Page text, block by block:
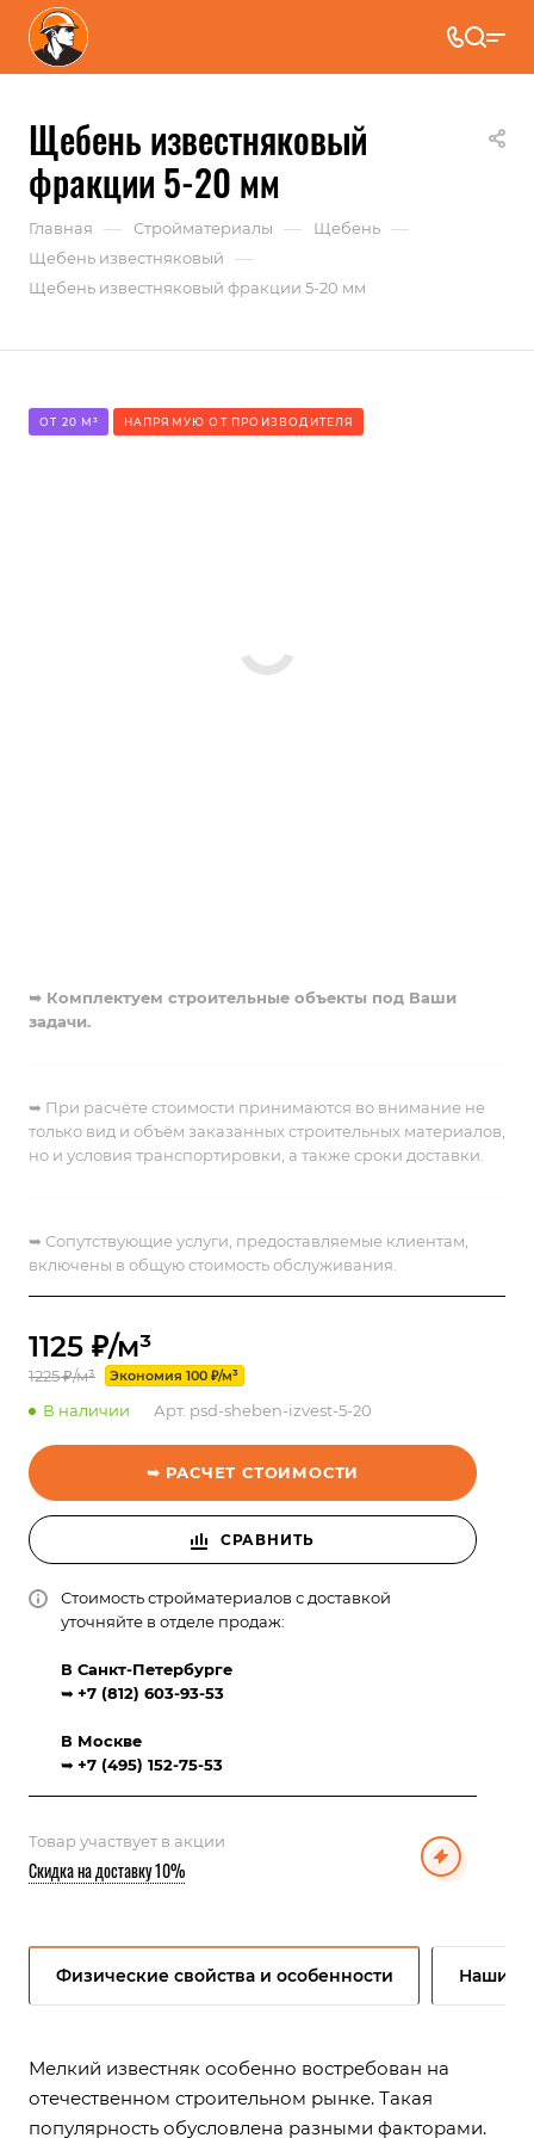
Щебень известняковый
фракции 5-20 мм
Главная — Стройматериалы — Щебень —
Щебень известняковый —
Щебень известняковый фракции 5-20 мм
ОТ 20 М³ НАПРЯМУЮ ОТ ПРОИЗВОДИТЕЛЯ
➥ Комплектуем строительные объекты под Ваши
задачи.
➥ При расчёте стоимости принимаются во внимание не
только вид и объём заказанных строительных материалов,
но и условия транспортировки, а также сроки доставки.
➥ Сопутствующие услуги, предоставляемые клиентам,
включены в общую стоимость обслуживания.
1125 ₽/м³
1225 ₽/м³ Экономия 100 ₽/м³
В наличии Арт. psd-sheben-izvest-5-20
➥ РАСЧЕТ СТОИМОСТИ
СРАВНИТЬ
Стоимость стройматериалов с доставкой
уточняйте в отделе продаж:
В Санкт-Петербурге
➥ +7 (812) 603-93-53
В Москве
➥ +7 (495) 152-75-53
Товар участвует в акции
Скидка на доставку 10%
Физические свойства и особенности Наши
Мелкий известняк особенно востребован на
отечественном строительном рынке. Такая
популярность обусловлена разными факторами.